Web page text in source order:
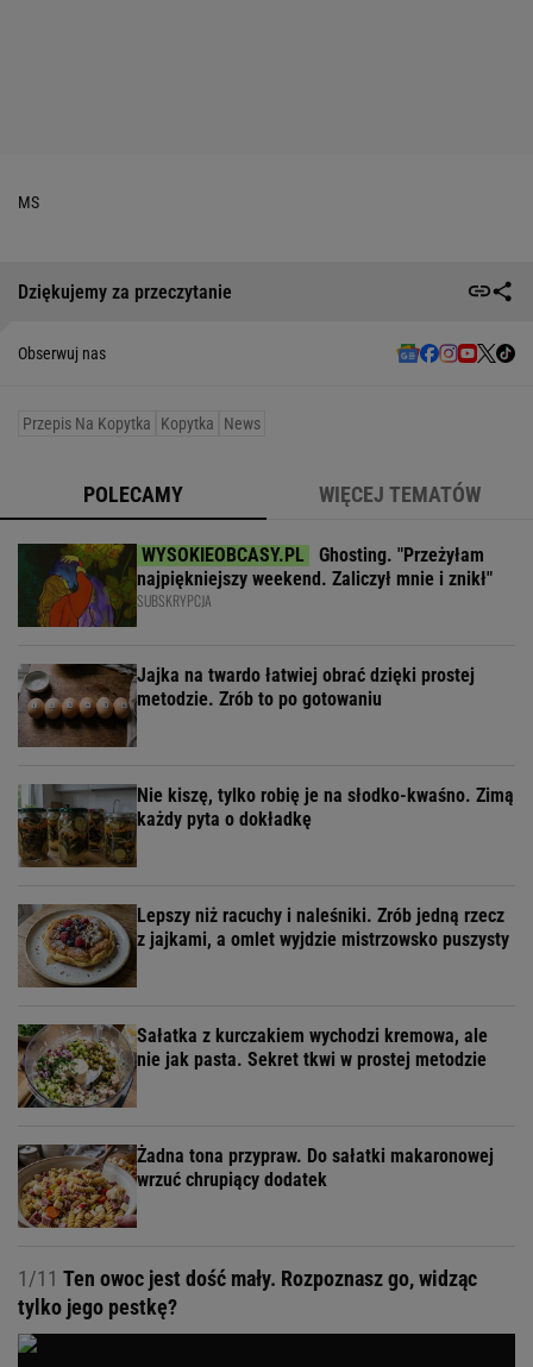
MS
Dziękujemy za przeczytanie
Obserwuj nas
Przepis Na Kopytka Kopytka News
POLECAMY WIĘCEJ TEMATÓW
Ghosting. "Przeżyłam
najpiękniejszy weekend. Zaliczył mnie i znikł"
SUBSKRYPCJA
Jajka na twardo łatwiej obrać dzięki prostej
metodzie. Zrób to po gotowaniu
Nie kiszę, tylko robię je na słodko-kwaśno. Zimą
każdy pyta o dokładkę
Lepszy niż racuchy i naleśniki. Zrób jedną rzecz
z jajkami, a omlet wyjdzie mistrzowsko puszysty
Sałatka z kurczakiem wychodzi kremowa, ale
nie jak pasta. Sekret tkwi w prostej metodzie
Żadna tona przypraw. Do sałatki makaronowej
wrzuć chrupiący dodatek
1/11 Ten owoc jest dość mały. Rozpoznasz go, widząc
tylko jego pestkę?